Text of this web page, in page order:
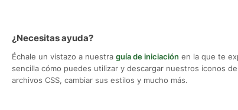
¿Necesitas ayuda?
Échale un vistazo a nuestra guía de iniciación en la que te
sencilla cómo puedes utilizar y descargar nuestros iconos
archivos CSS, cambiar sus estilos y mucho más.